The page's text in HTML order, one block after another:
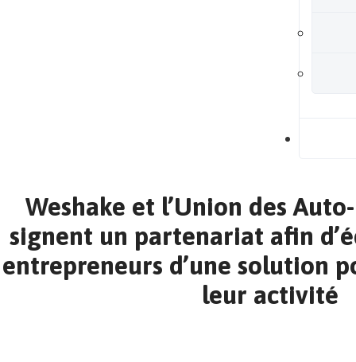
Weshake et l’Union des
signent un partenariat afin
entrepreneurs d’une solution
leur activité